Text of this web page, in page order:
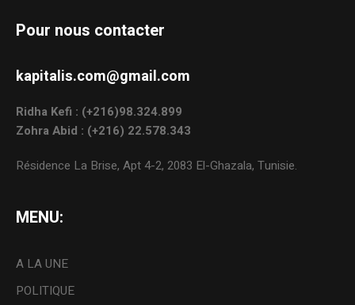
Pour nous contacter
kapitalis.com@gmail.com
Ridha Kefi : (+216)98.324.899
Zohra Abid : (+216) 22.578.343
Résidence La Brise, Apt 4-2, 2083 El-Ghazala, Tunisie.
MENU:
A LA UNE
POLITIQUE